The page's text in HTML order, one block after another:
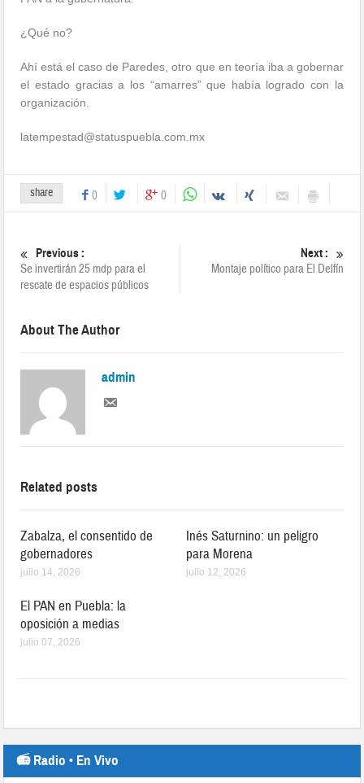
¿Qué no?
Ahí está el caso de Paredes, otro que en teoría iba a gobernar
el estado gracias a los “amarres” que había logrado con la
organización.
latempestad@statuspuebla.com.mx
share 0 0
Previous :
Se invertirán 25 mdp para el
rescate de espacios públicos
Next :
Montaje político para El Delfín
About The Author
admin
Related posts
Zabalza, el consentido de
gobernadores
julio 14, 2026
Inés Saturnino: un peligro
para Morena
julio 12, 2026
El PAN en Puebla: la
oposición a medias
julio 07, 2026
📻 Radio • En Vivo